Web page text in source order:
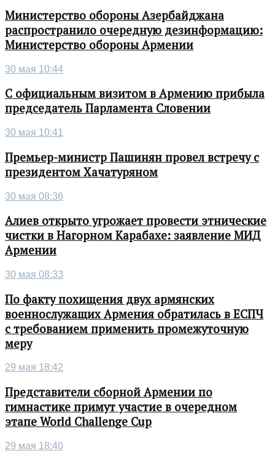
Министерство обороны Азербайджана
распространило очередную дезинформацию:
Министерство обороны Армении
30 мая 10:44
С официальным визитом в Армению прибыла
председатель Парламента Словении
30 мая 10:41
Премьер-министр Пашинян провел встречу с
президентом Хачатуряном
30 мая 08:36
Алиев открыто угрожает провести этнические
чистки в Нагорном Карабахе: заявление МИД
Армении
30 мая 08:33
По факту похищения двух армянских
военнослужащих Армения обратилась в ЕСПЧ
с требованием применить промежуточную
меру
29 мая 18:42
Представители сборной Армении по
гимнастике примут участие в очередном
этапе World Challenge Cup
29 мая 18:40